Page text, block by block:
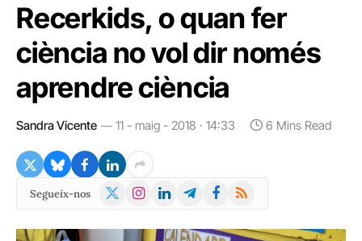
Recerkids, o quan fer
ciència no vol dir només
aprendre ciència
Sandra Vicente 11 - maig - 2018 · 14:33 6 Mins Read
Segueix-nos
X
Instagram
LinkedInTelegramFacebook
RSS